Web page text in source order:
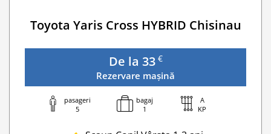
Toyota Yaris Cross HYBRID Chisinau
De la 33 €
Rezervare mașină
pasageri
5
bagaj
1
A
KP